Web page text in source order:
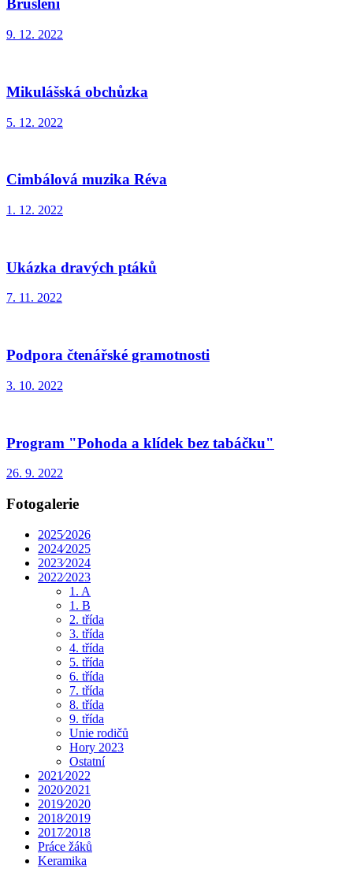
Bruslení
9. 12. 2022
Mikulášská obchůzka
5. 12. 2022
Cimbálová muzika Réva
1. 12. 2022
Ukázka dravých ptáků
7. 11. 2022
Podpora čtenářské gramotnosti
3. 10. 2022
Program "Pohoda a klídek bez tabáčku"
26. 9. 2022
Fotogalerie
2025⁄2026
2024⁄2025
2023⁄2024
2022⁄2023
1. A
1. B
2. třída
3. třída
4. třída
5. třída
6. třída
7. třída
8. třída
9. třída
Unie rodičů
Hory 2023
Ostatní
2021⁄2022
2020⁄2021
2019⁄2020
2018⁄2019
2017⁄2018
Práce žáků
Keramika